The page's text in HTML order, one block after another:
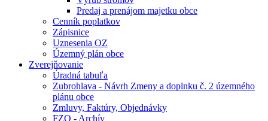
Predaj a prenájom majetku obce
Cenník poplatkov
Zápisnice
Uznesenia OZ
Územný plán obce
Zverejňovanie
Úradná tabuľa
Zubrohlava - Návrh Zmeny a doplnku č. 2 územného
plánu obce
Zmluvy, Faktúry, Objednávky
FZO - Archív